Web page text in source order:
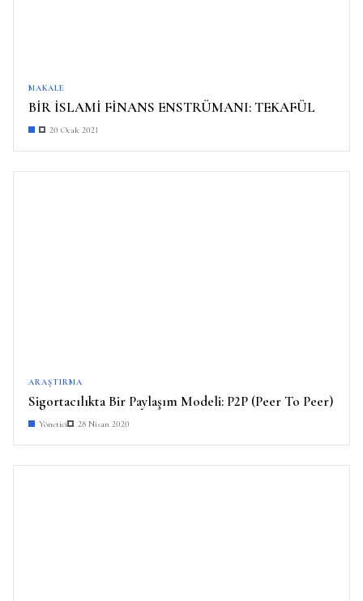
MAKALE
BİR İSLAMİ FİNANS ENSTRÜMANI: TEKAFÜL
20 Ocak 2021
ARAŞTIRMA
Sigortacılıkta Bir Paylaşım Modeli: P2P (Peer To Peer)
Yönetici 28 Nisan 2020